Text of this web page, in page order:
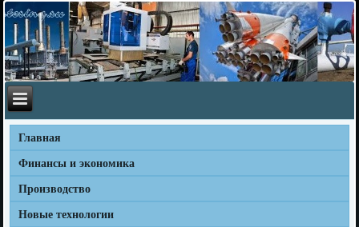
Главная
Финансы и экономика
Производство
Новые технологии